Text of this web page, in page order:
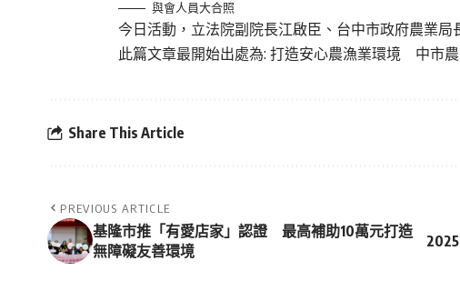
與會人員大合照
今日活動，立法院副院長江啟臣、台中市政府農業局
此篇文章最開始出處為: 打造安心農漁業環境 中市
Share This Article
PREVIOUS ARTICLE
基隆市推「有愛店家」認證 最高補助10萬元打造
無障礙友善環境